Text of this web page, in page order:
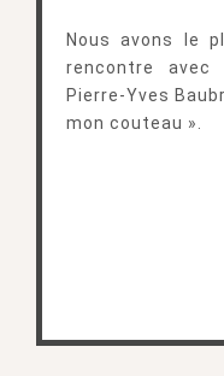
Nous avons le
rencontre
Pierre-Yves
mon couteau ».